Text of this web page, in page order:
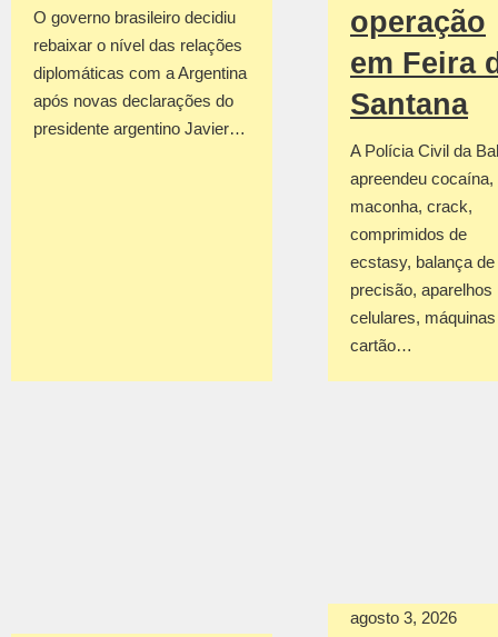
O governo brasileiro decidiu
rebaixar o nível das relações
diplomáticas com a Argentina
após novas declarações do
presidente argentino Javier…
operação
em Feira
Santana
A Polícia Civil da
apreendeu cocaína,
maconha, crack,
comprimidos de
ecstasy, balança de
precisão, aparelhos
celulares,
cartão…
agosto 3, 2026